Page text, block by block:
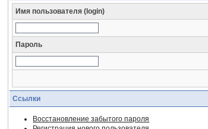
Имя пользователя (login)
Пароль
Ссылки
Восстановление забытого пароля